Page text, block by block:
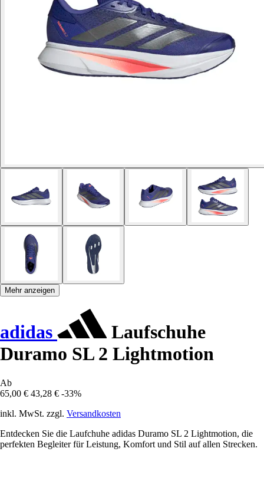
Mehr anzeigen
adidas
Laufschuhe
Duramo SL 2 Lightmotion
Ab
65,00 € 43,28 € -33%
inkl. MwSt. zzgl. Versandkosten
Entdecken Sie die Laufchuhe adidas Duramo SL 2 Lightmotion, die
perfekten Begleiter für Leistung, Komfort und Stil auf allen Strecken.